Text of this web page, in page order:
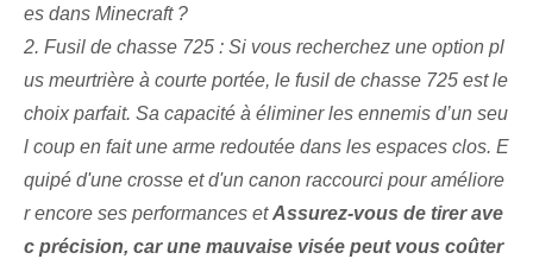
es dans Minecraft ?
2. Fusil de chasse 725 : Si vous recherchez une option pl
us meurtrière à courte portée, le fusil de chasse 725 est ⁤le
choix parfait. Sa capacité à éliminer les ennemis d’un seu
l coup en fait une arme redoutée dans les espaces clos. E
quipé d'une crosse et d'un canon raccourci pour améliore
r encore ses performances etAssurez-vous de tirer ave
c précision, car une mauvaise visée peut vous coûter